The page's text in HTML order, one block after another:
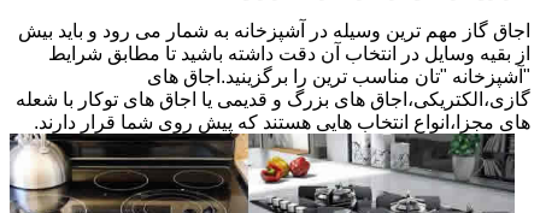
اجاق گاز مهم ترین وسیله در آشپزخانه به شمار می رود و باید بیش
از بقیه وسایل در انتخاب آن دقت داشته باشید تا مطابق شرایط
"آشپزخانه "تان مناسب ترین را برگزینید.اجاق های
گازی،الکتریکی،اجاق های بزرگ و قدیمی یا اجاق های توکار با شعله
های مجزا،انواع انتخاب هایی هستند که پیش روی شما قرار دارند.